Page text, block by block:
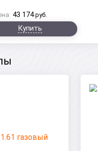
43 174 руб.
Купить